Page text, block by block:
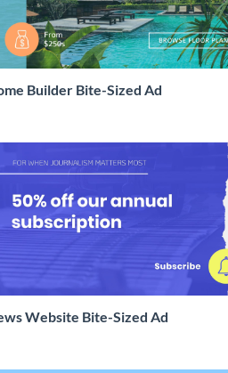
Builder Bite-Sized Ad
Website Bite-Sized Ad